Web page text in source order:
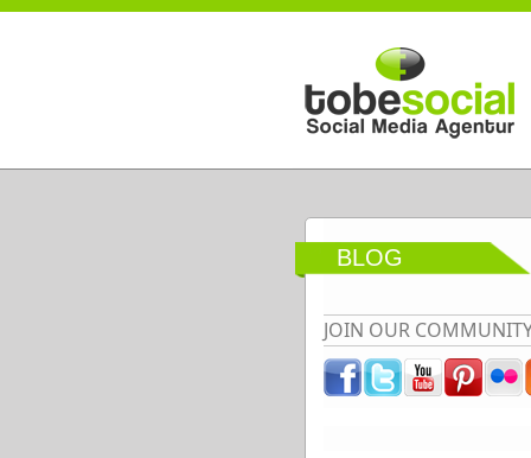
Direkt zum Inhalt
BLOG
JOIN OUR